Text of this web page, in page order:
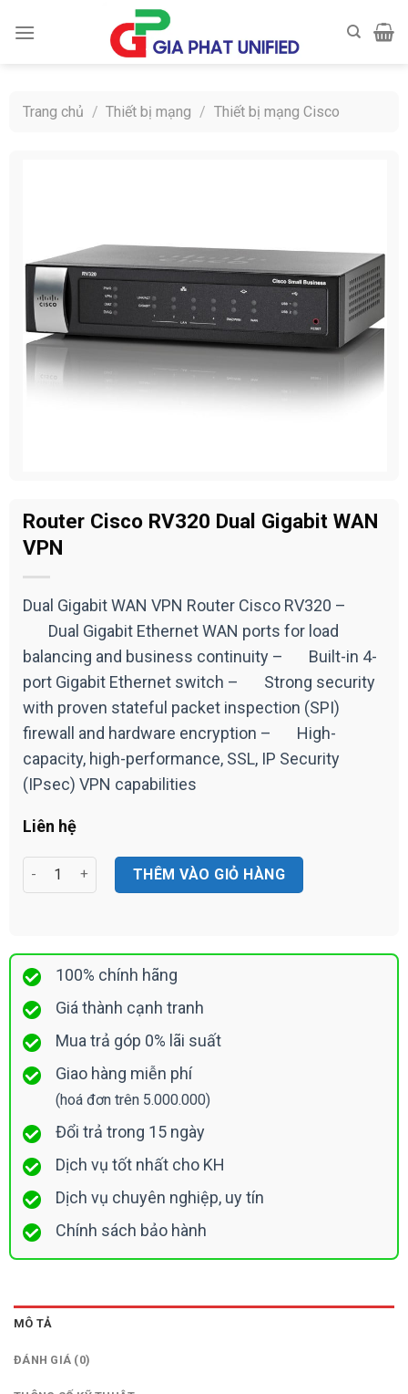
Trang chủ / Thiết bị mạng / Thiết bị mạng Cisco
Router Cisco RV320 Dual Gigabit WAN
VPN
Dual Gigabit WAN VPN Router Cisco RV320 –
Dual Gigabit Ethernet WAN ports for load
balancing and business continuity – Built-in 4-
port Gigabit Ethernet switch – Strong security
with proven stateful packet inspection (SPI)
firewall and hardware encryption – High-
capacity, high-performance, SSL, IP Security
(IPsec) VPN capabilities
Liên hệ
Router Cisco RV320 Dual Gigabit WAN VPN số lượng
THÊM VÀO GIỎ HÀNG
100% chính hãng
Giá thành cạnh tranh
Mua trả góp 0% lãi suất
Giao hàng miễn phí
(hoá đơn trên 5.000.000)
Đổi trả trong 15 ngày
Dịch vụ tốt nhất cho KH
Dịch vụ chuyên nghiệp, uy tín
Chính sách bảo hành
MÔ TẢ
ĐÁNH GIÁ (0)